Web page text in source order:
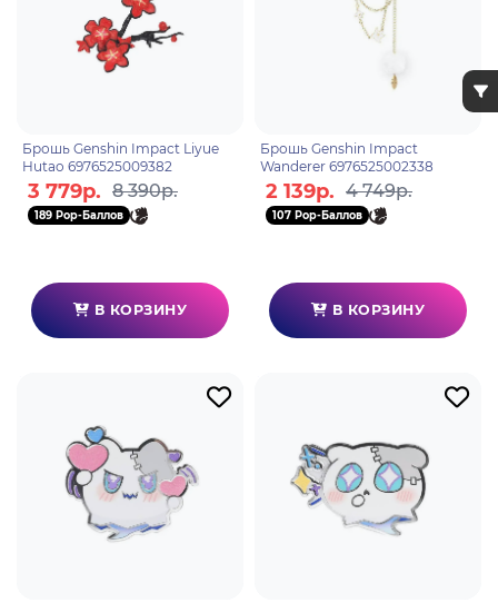
Брошь Genshin Impact Liyue
Hutao 6976525009382
3 779р. 8 390р.
189 Pop-Баллов
В КОРЗИНУ
Брошь Genshin Impact
Wanderer 6976525002338
2 139р. 4 749р.
107 Pop-Баллов
В КОРЗИНУ